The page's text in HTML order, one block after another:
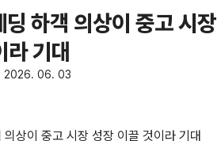
하객 의상이 중고 시장
라 기대
2026. 06. 03